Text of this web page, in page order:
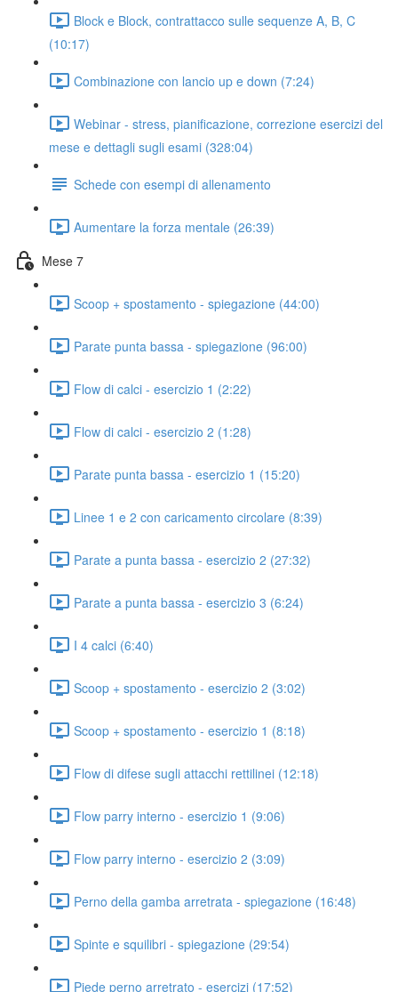
Block e Block, contrattacco sulle sequenze A, B, C
(10:17)
Combinazione con lancio up e down (7:24)
Webinar - stress, pianificazione, correzione esercizi del
mese e dettagli sugli esami (328:04)
Schede con esempi di allenamento
Aumentare la forza mentale (26:39)
Mese 7
Scoop + spostamento - spiegazione (44:00)
Parate punta bassa - spiegazione (96:00)
Flow di calci - esercizio 1 (2:22)
Flow di calci - esercizio 2 (1:28)
Parate punta bassa - esercizio 1 (15:20)
Linee 1 e 2 con caricamento circolare (8:39)
Parate a punta bassa - esercizio 2 (27:32)
Parate a punta bassa - esercizio 3 (6:24)
I 4 calci (6:40)
Scoop + spostamento - esercizio 2 (3:02)
Scoop + spostamento - esercizio 1 (8:18)
Flow di difese sugli attacchi rettilinei (12:18)
Flow parry interno - esercizio 1 (9:06)
Flow parry interno - esercizio 2 (3:09)
Perno della gamba arretrata - spiegazione (16:48)
Spinte e squilibri - spiegazione (29:54)
Piede perno arretrato - esercizi (17:52)